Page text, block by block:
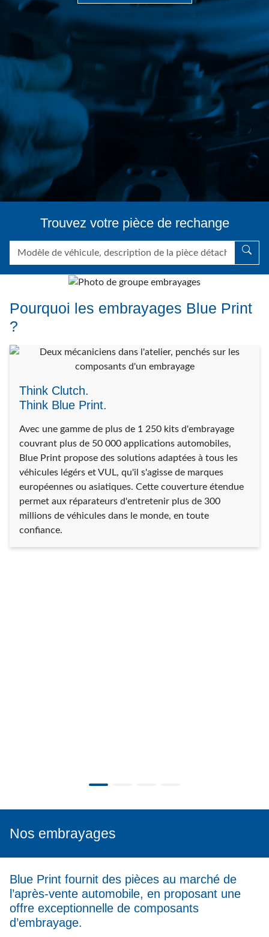
Trouvez votre pièce de rechange
Pourquoi les embrayages Blue Print
?
Think Clutch.
Think Blue Print.
Avec une gamme de plus de 1 250 kits d'embrayage
couvrant plus de 50 000 applications automobiles,
Blue Print propose des solutions adaptées à tous les
véhicules légérs et VUL, qu'il s'agisse de marques
européennes ou asiatiques. Cette couverture étendue
permet aux réparateurs d'entretenir plus de 300
millions de véhicules dans le monde, en toute
confiance.
Nos embrayages
Blue Print fournit des pièces au marché de
l’après-vente automobile, en proposant une
offre exceptionnelle de composants
d’embrayage.